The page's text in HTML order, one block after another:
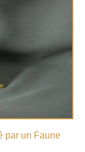
par un Faune